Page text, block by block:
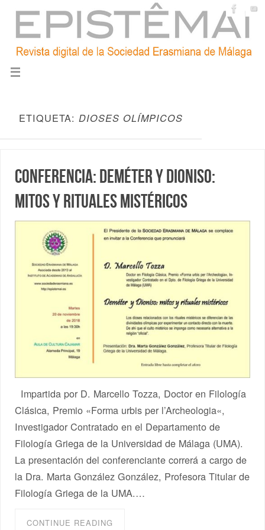
ETIQUETA: DIOSES OLÍMPICOS
Conferencia: Deméter y Dioniso:
mitos y rituales mistéricos
Impartida por D. Marcello Tozza, Doctor en Filología
Clásica, Premio «Forma urbis per l’Archeologia«,
Investigador Contratado en el Departamento de
Filología Griega de la Universidad de Málaga (UMA).
La presentación del conferenciante correrá a cargo de
la Dra. Marta González González, Profesora Titular de
Filología Griega de la UMA.…
CONTINUE READING